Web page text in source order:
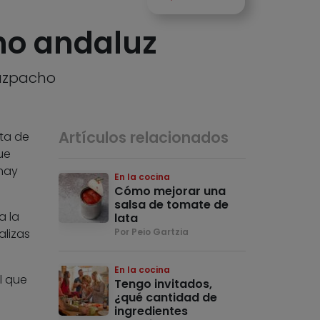
andaluz
de
la
que
Artículos relacionados
En la cocina
Cómo mejorar una
salsa de tomate de
lata
Por Peio Gartzia
En la cocina
Tengo invitados,
¿qué cantidad de
ingredientes